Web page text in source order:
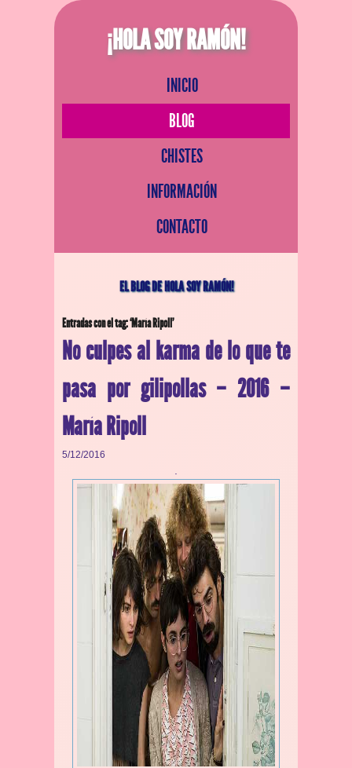
¡HOLA SOY RAMÓN!
INICIO
BLOG
CHISTES
INFORMACIÓN
CONTACTO
EL BLOG DE HOLA SOY RAMÓN!
Entradas con el tag: ‘María Ripoll’
No culpes al karma de lo que te
pasa por gilipollas – 2016 –
María Ripoll
5/12/2016